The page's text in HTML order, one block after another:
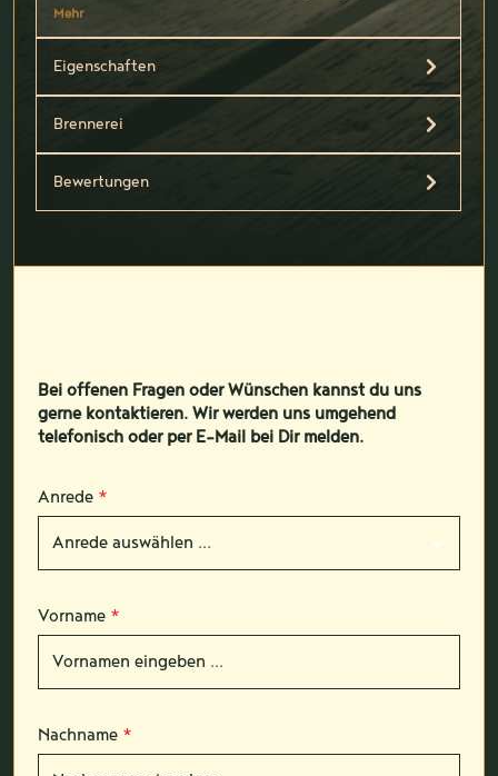
Mehr
Eigenschaften
Brennerei
Bewertungen
Bei offenen Fragen oder Wünschen kannst du uns
gerne kontaktieren. Wir werden uns umgehend
telefonisch oder per E-Mail bei Dir melden.
Anrede *
Vorname *
Nachname *